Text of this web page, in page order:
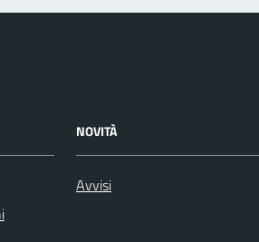
NOVITÀ
Avvisi